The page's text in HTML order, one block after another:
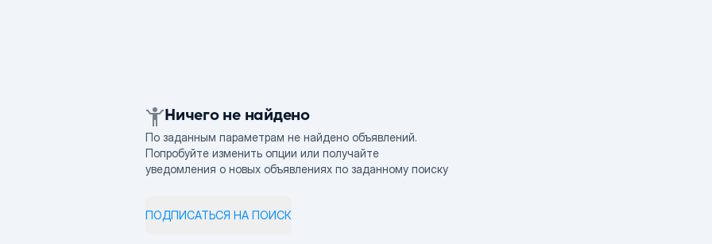
Ничего не найдено
По заданным параметрам не найдено объявлений.
Попробуйте изменить опции или получайте
уведомления о новых объявлениях по заданному поиску
ПОДПИСАТЬСЯ НА ПОИСК